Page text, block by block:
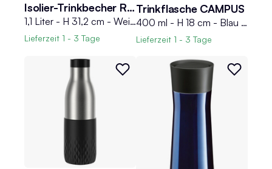
Isolier-Trinkbecher REFRESHING
1,1 Liter - H 31,2 cm - Weiß matt - Edelstahl 18/8 - mit Deckel und Strohhalm
Lieferzeit 1 - 3 Tage
Trinkflasche CAMPUS
400 ml - H 18 cm - Blau - Weiß - Kunststoff - Silikon
Lieferzeit 1 - 3 Tage